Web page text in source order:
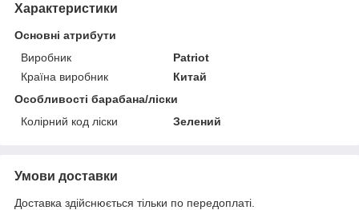
Характеристики
Основні атрибути
Виробник
Patriot
Країна виробник
Китай
Особливості барабана/ліски
Колірний код ліски
Зелений
Умови доставки
Доставка здійснюється тільки по передоплаті.